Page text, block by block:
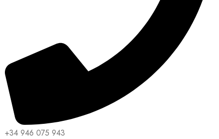
+34 946 075 943